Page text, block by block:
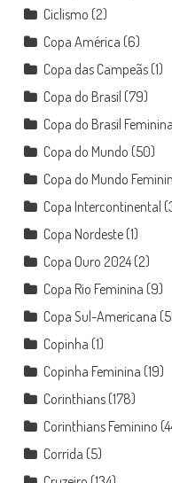
Ciclismo (2)
Copa América (6)
Copa das Campeãs(1)
Copa do Brasil (79)
Copa do Brasil Feminina
Copa do Mundo (50)
Copa do Mundo
Copa Intercontinental
Copa Nordeste(1)
Copa Ouro 2024(2)
Copa Rio Feminina (9)
Copa Sul-Americana
Copinha (1)
Copinha Feminina (19)
Corinthians(178)
Corinthians Feminino
Corrida (5)